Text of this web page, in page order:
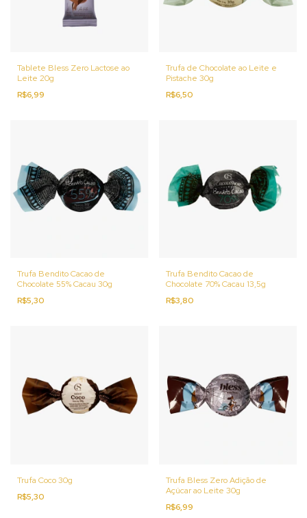
Tablete Bless Zero Lactose ao
Leite 20g
R$6,99
Trufa de Chocolate ao Leite e
Pistache 30g
R$6,50
Trufa Bendito Cacao de
Chocolate 55% Cacau 30g
R$5,30
Trufa Bendito Cacao de
Chocolate 70% Cacau 13,5g
R$3,80
Trufa Coco 30g
R$5,30
Trufa Bless Zero Adição de
Açúcar ao Leite 30g
R$6,99